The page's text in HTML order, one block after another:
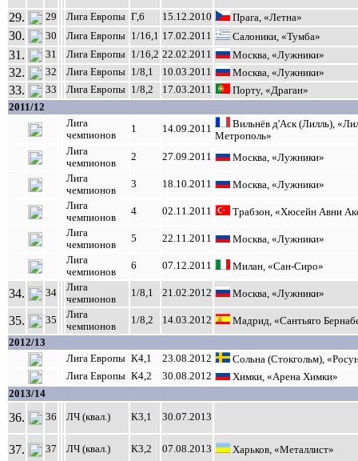
29. 29 Лига Европы Г,6 15.12.2010 Прага, «Летна»
30. 30 Лига Европы 1/16,1 17.02.2011 Салоники, «Тумба»
31. 31 Лига Европы 1/16,2 22.02.2011 Москва, «Лужники»
32. 32 Лига Европы 1/8,1 10.03.2011 Москва, «Лужники»
33. 33 Лига Европы 1/8,2 17.03.2011 Порту, «Драган»
2011/12
Лига
чемпионов
1 14.09.2011
Вильнёв д'Аск (Лилль),
Метрополь»
Лига
чемпионов
2 27.09.2011
Москва, «Лужники»
Лига
чемпионов
3 18.10.2011
Москва, «Лужники»
Лига
чемпионов
4 02.11.2011
Трабзон, «Хюсейн Авни
Лига
чемпионов
5 22.11.2011
Москва, «Лужники»
Лига
чемпионов
6 07.12.2011 Милан, «Сан-Сиро»
34. 34
Лига
чемпионов
1/8,1 21.02.2012 Москва, «Лужники»
35. 35
Лига
чемпионов
1/8,2 14.03.2012 Мадрид, «Сантьяго
2012/13
Лига Европы К4,1 23.08.2012
Сольна (Стокгольм),
Лига Европы К4,2 30.08.2012 Химки, «Арена Химки»
2013/14
36. 36 ЛЧ (квал.) К3,1 30.07.2013
37. 37 ЛЧ (квал.) К3,2 07.08.2013 Харьков, «Металлист»